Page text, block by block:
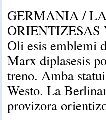
GERMANIA /
ORIENTIZESAS
Oli esis emblemi
Marx diplasesis
treno. Amba
Westo. La
provizora